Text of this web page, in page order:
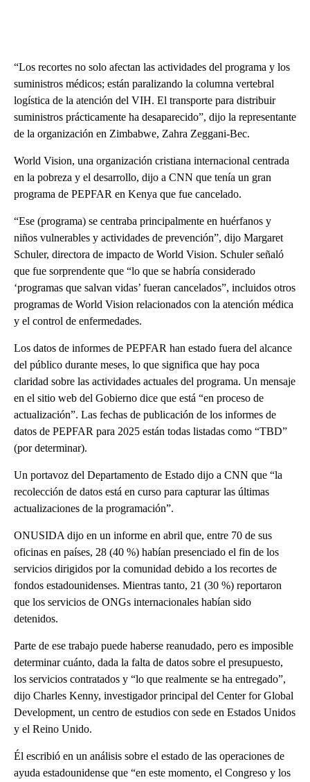
“Los recortes no solo afectan las actividades del programa y los
suministros médicos; están paralizando la columna vertebral
logística de la atención del VIH. El transporte para distribuir
suministros prácticamente ha desaparecido”, dijo la representante
de la organización en Zimbabwe, Zahra Zeggani-Bec.
World Vision, una organización cristiana internacional centrada
en la pobreza y el desarrollo, dijo a CNN que tenía un gran
programa de PEPFAR en Kenya que fue cancelado.
“Ese (programa) se centraba principalmente en huérfanos y
niños vulnerables y actividades de prevención”, dijo Margaret
Schuler, directora de impacto de World Vision. Schuler señaló
que fue sorprendente que “lo que se habría considerado
‘programas que salvan vidas’ fueran cancelados”, incluidos otros
programas de World Vision relacionados con la atención médica
y el control de enfermedades.
Los datos de informes de PEPFAR han estado fuera del alcance
del público durante meses, lo que significa que hay poca
claridad sobre las actividades actuales del programa. Un mensaje
en el sitio web del Gobierno dice que está “en proceso de
actualización”. Las fechas de publicación de los informes de
datos de PEPFAR para 2025 están todas listadas como “TBD”
(por determinar).
Un portavoz del Departamento de Estado dijo a CNN que “la
recolección de datos está en curso para capturar las últimas
actualizaciones de la programación”.
ONUSIDA dijo en un informe en abril que, entre 70 de sus
oficinas en países, 28 (40 %) habían presenciado el fin de los
servicios dirigidos por la comunidad debido a los recortes de
fondos estadounidenses. Mientras tanto, 21 (30 %) reportaron
que los servicios de ONGs internacionales habían sido
detenidos.
Parte de ese trabajo puede haberse reanudado, pero es imposible
determinar cuánto, dada la falta de datos sobre el presupuesto,
los servicios contratados y “lo que realmente se ha entregado”,
dijo Charles Kenny, investigador principal del Center for Global
Development, un centro de estudios con sede en Estados Unidos
y el Reino Unido.
Él escribió en un análisis sobre el estado de las operaciones de
ayuda estadounidense que “en este momento, el Congreso y los